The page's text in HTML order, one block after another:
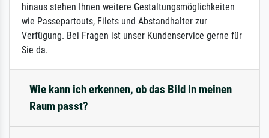
hinaus stehen Ihnen weitere Gestaltungsmöglichkeiten
wie Passepartouts, Filets und Abstandhalter zur
Verfügung. Bei Fragen ist unser Kundenservice gerne für
Sie da.
Wie kann ich erkennen, ob das Bild in meinen
Raum passt?